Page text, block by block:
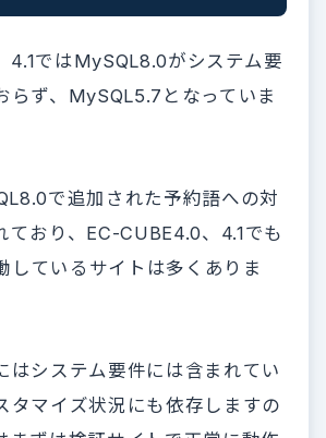
4.1ではMySQL8.0がシステム要
らず、MySQL5.7となっていま
で追加された予約語への対
ており、EC-CUBE4.0、4.1でも
しているサイトは多くありま
はシステム要件には含まれてい
タマイズ状況にも依存しますの